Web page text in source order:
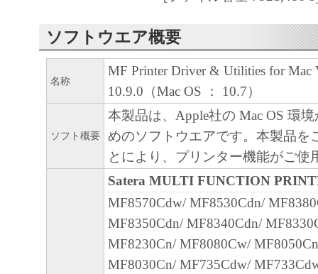
によりキヤノンまたはキヤノンのライセン
す。
５．輸出
お客様は、日本国政府または関連する外国
許可等を得ることなしに、「本ソフトウェ
は一部を、直接または間接に輸出してはな
６．サポートおよびアップデート
キヤノン、キヤノンの子会社、関係会社、
理店および販売店、並びにキヤノンのライ
客様による「本ソフトウェア」の使用を支
よび「本ソフトウェア」に対してアップデ
ソフトウエア概要
名称
MF Printer Driver & Utilities for Mac
10.9.0（Mac OS ： 10.7）
ソフト概要
本製品は、Apple社の Mac OS 環
めのソフトウエアです。本製品を
とにより、プリンター機能がご使
Satera MULTI FUNCTION
MF8570Cdw/ MF8530Cdn/
MF8350Cdn/ MF8340Cdn/
MF8230Cn/ MF8080Cw/
MF8030Cn/ MF735Cdw/